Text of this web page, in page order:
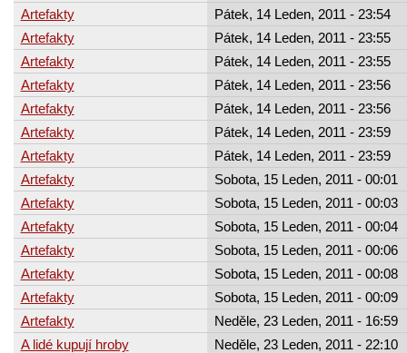
Artefakty
Pátek, 14 Leden, 2011 - 23:54
Artefakty
Pátek, 14 Leden, 2011 - 23:55
Artefakty
Pátek, 14 Leden, 2011 - 23:55
Artefakty
Pátek, 14 Leden, 2011 - 23:56
Artefakty
Pátek, 14 Leden, 2011 - 23:56
Artefakty
Pátek, 14 Leden, 2011 - 23:59
Artefakty
Pátek, 14 Leden, 2011 - 23:59
Artefakty
Sobota, 15 Leden, 2011 - 00:01
Artefakty
Sobota, 15 Leden, 2011 - 00:03
Artefakty
Sobota, 15 Leden, 2011 - 00:04
Artefakty
Sobota, 15 Leden, 2011 - 00:06
Artefakty
Sobota, 15 Leden, 2011 - 00:08
Artefakty
Sobota, 15 Leden, 2011 - 00:09
Artefakty
Neděle, 23 Leden, 2011 - 16:59
A lidé kupují hroby
Neděle, 23 Leden, 2011 - 22:10